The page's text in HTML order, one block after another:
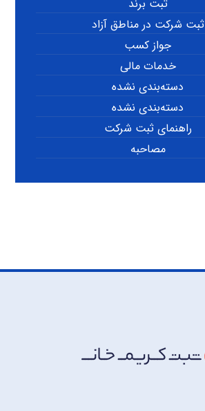
ثبت برند
ثبت شرکت در مناطق آزاد
جواز کسب
خدمات مالی
دسته‌بندی نشده
دسته‌بندی نشده
راهنمای ثبت شرکت
مصاحبه